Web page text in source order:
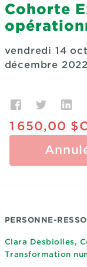
Cohorte
vendredi 14
décembre
1 650,00
PERSONNE-
Clara Desbiolles,
Transformation